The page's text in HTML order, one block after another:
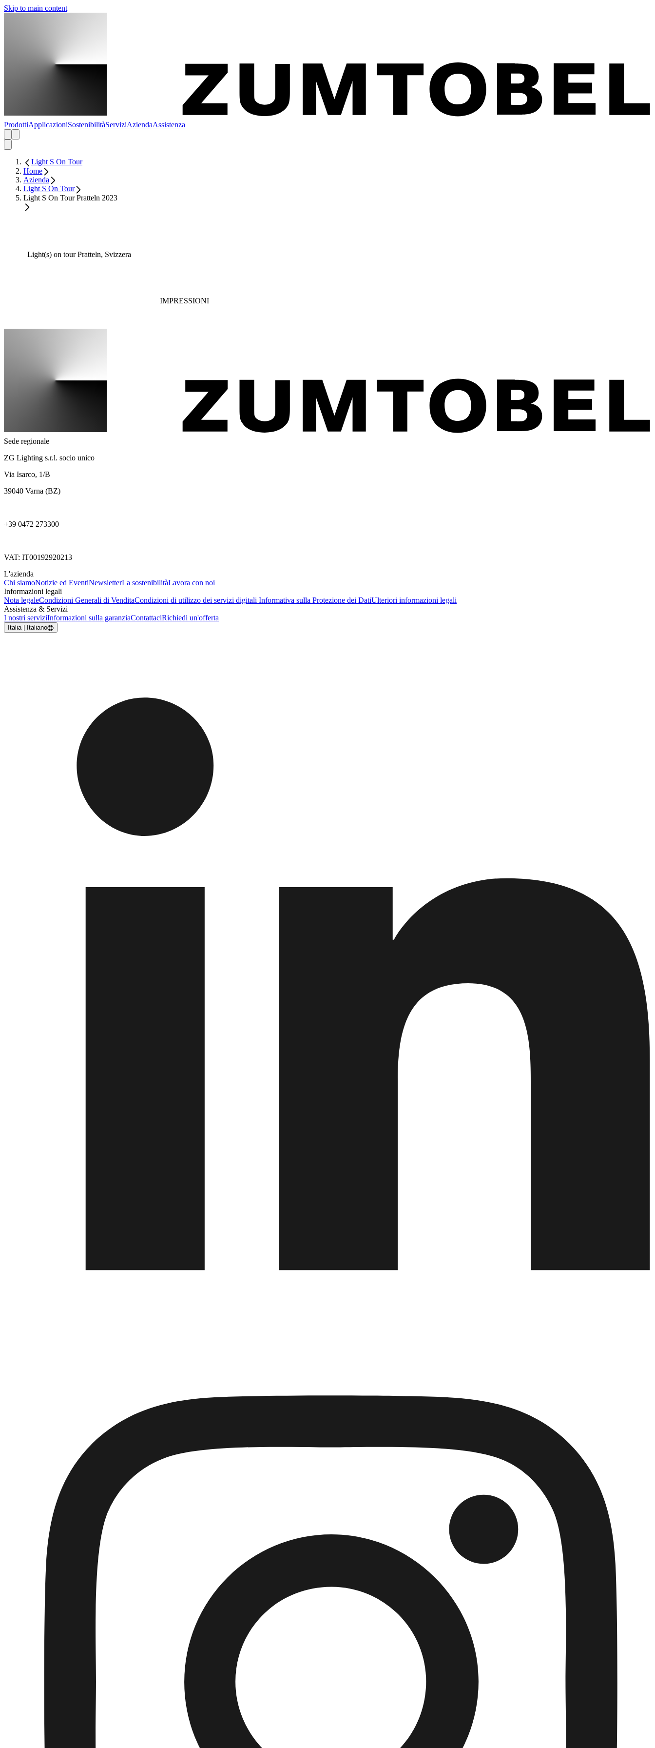
Skip to main content
ProdottiApplicazioniSostenibilitàServiziAziendaAssistenza
Light S On Tour
Home
Azienda
Light S On Tour
Light S On Tour Pratteln 2023
Light(s) on tour Pratteln, Svizzera
IMPRESSIONI
Sede regionale
ZG Lighting s.r.l. socio unico
Via Isarco, 1/B
39040 Varna (BZ)
+39 0472 273300
VAT: IT00192920213
L'azienda
Chi siamoNotizie ed EventiNewsletterLa sostenibilitàLavora con noi
Informazioni legali
Nota legaleCondizioni Generali di VenditaCondizioni di utilizzo dei servizi digitali Informativa sulla Protezione dei DatiUlteriori informazioni legali
Assistenza & Servizi
I nostri serviziInformazioni sulla garanziaContattaciRichiedi un'offerta
Italia | Italiano